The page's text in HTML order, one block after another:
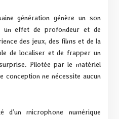
génération génère un son
un effet de profondeur et de
des jeux, des films et de la
de localiser et de frapper un
Pilotée par le matériel
conception ne nécessite aucun
microphone numérique